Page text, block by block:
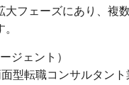
フェーズにあり、複
ジェント）
型転職コンサルタント